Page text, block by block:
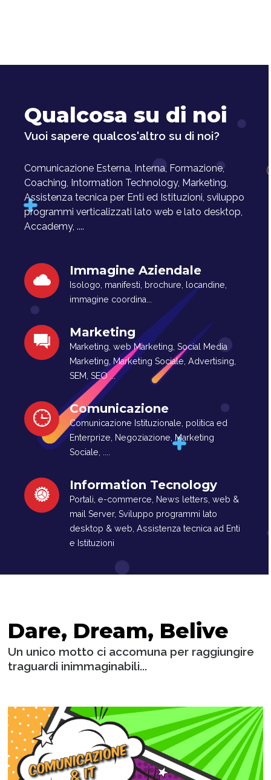
Qualcosa su di noi
Vuoi sapere qualcos'altro su di noi?
Comunicazione Esterna, Interna, Formazione,
Coaching, Intormation Technology, Marketing,
Assistenza tecnica per Enti ed Istituzioni, sviluppo
programmi verticalizzati lato web e lato desktop,
Accademy, ....
Immagine Aziendale
Isologo, manifesti, brochure, locandine,
immagine coordina...
Marketing
Marketing, web Marketing, Social Media
Marketing, Marketing Sociale, Advertising,
SEM, SEO ...
Comunicazione
Comunicazione Istituzionale, politica ed
Enterprize, Negoziazione, Marketing
Sociale, ....
Information Tecnology
Portali, e-commerce, News letters, web &
mail Server, Sviluppo programmi lato
desktop & web, Assistenza tecnica ad Enti
e Istituzioni
Dare, Dream, Belive
Un unico motto ci accomuna per raggiungire
traguardi inimmaginabili...